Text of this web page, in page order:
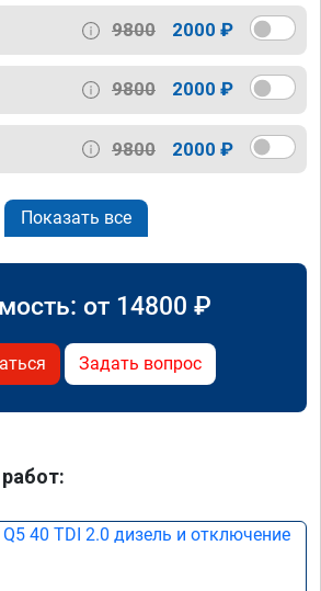
9800 2000 ₽
9800 2000 ₽
9800 2000 ₽
Показать все
от 14800 ₽
Задать вопрос